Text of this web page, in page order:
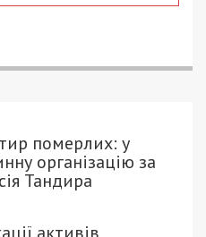
померлих: у
організацію за
Тандира
активів